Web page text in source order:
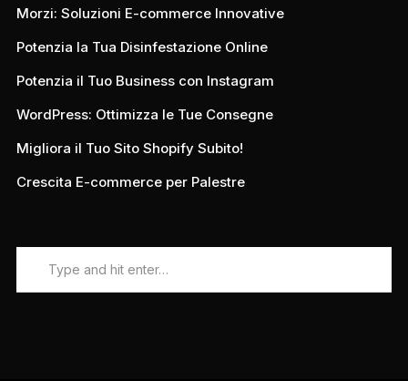
Morzi: Soluzioni E-commerce Innovative
Potenzia la Tua Disinfestazione Online
Potenzia il Tuo Business con Instagram
WordPress: Ottimizza le Tue Consegne
Migliora il Tuo Sito Shopify Subito!
Crescita E-commerce per Palestre